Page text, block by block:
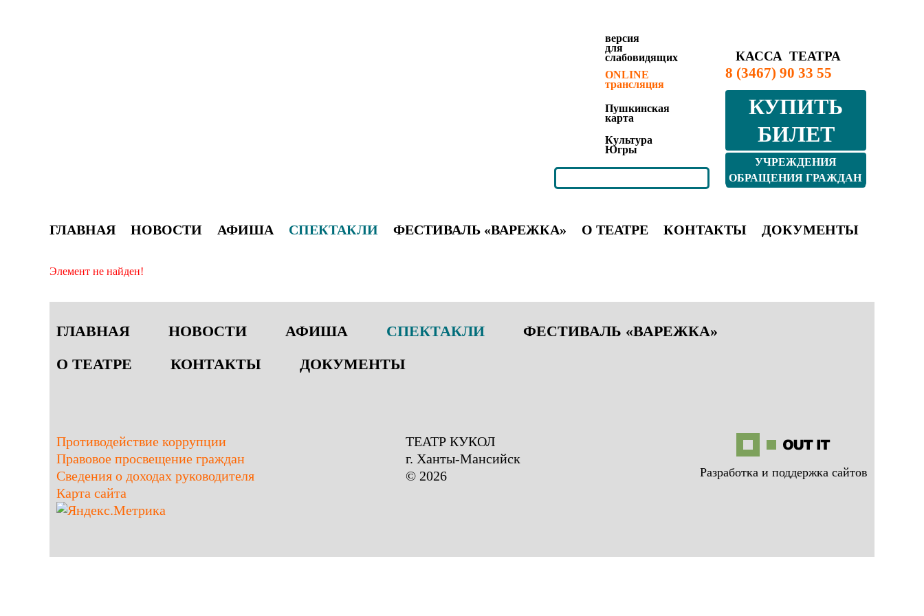
версия
для
слабовидящих
ONLINE
трансляция
Пушкинская
карта
Культура
Югры
КАССА ТЕАТРА
8 (3467) 90 33 55
КУПИТЬ
БИЛЕТ
УЧРЕЖДЕНИЯ
КУЛЬТУРЫ ЮГРЫ
ОБРАЩЕНИЯ ГРАЖДАН
ГЛАВНАЯ НОВОСТИ АФИША СПЕКТАКЛИ ФЕСТИВАЛЬ «ВАРЕЖКА» О ТЕАТРЕ КОНТАКТЫ ДОКУМЕНТЫ
Элемент не найден!
ГЛАВНАЯ НОВОСТИ АФИША СПЕКТАКЛИ
ФЕСТИВАЛЬ «ВАРЕЖКА»
О ТЕАТРЕ
КОНТАКТЫ ДОКУМЕНТЫ
Противодействие коррупции
Правовое просвещение граждан
Сведения о доходах руководителя
Карта сайта
ТЕАТР КУКОЛ
г. Ханты-Мансийск
© 2026
Разработка и поддержка сайтов